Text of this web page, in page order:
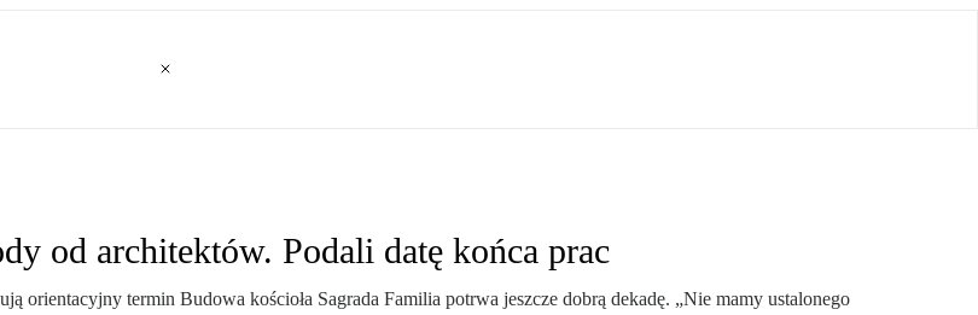
od architektów. Podali datę końca prac
orientacyjny termin Budowa kościoła Sagrada Familia potrwa jeszcze dobrą dekadę. „Nie mamy ustalonego